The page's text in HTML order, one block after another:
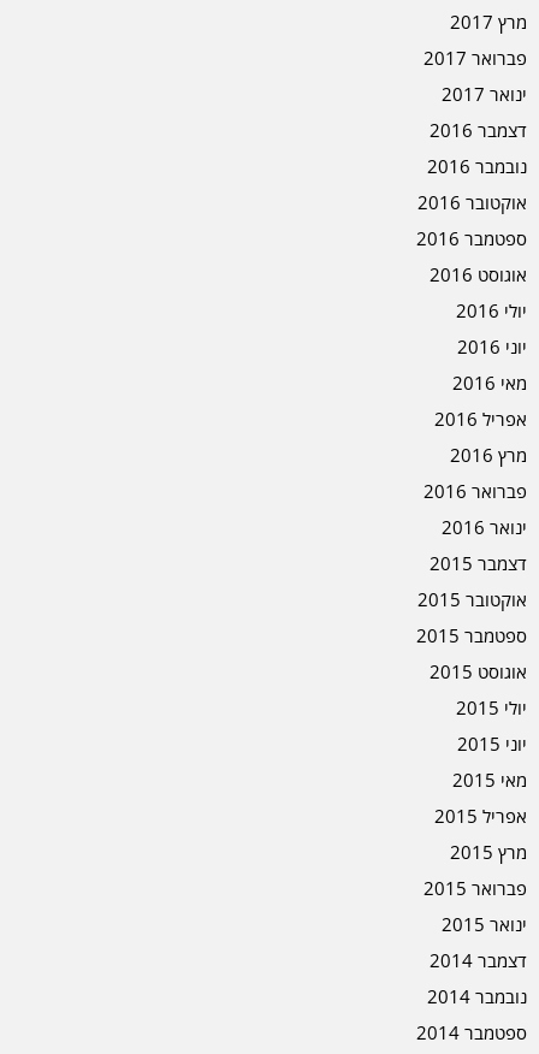
מרץ 2017
פברואר 2017
ינואר 2017
דצמבר 2016
נובמבר 2016
אוקטובר 2016
ספטמבר 2016
אוגוסט 2016
יולי 2016
יוני 2016
מאי 2016
אפריל 2016
מרץ 2016
פברואר 2016
ינואר 2016
דצמבר 2015
אוקטובר 2015
ספטמבר 2015
אוגוסט 2015
יולי 2015
יוני 2015
מאי 2015
אפריל 2015
מרץ 2015
פברואר 2015
ינואר 2015
דצמבר 2014
נובמבר 2014
ספטמבר 2014